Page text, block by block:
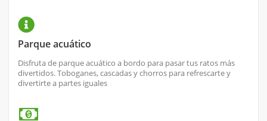
Parque acuático
Disfruta de parque acuático a bordo para pasar tus ratos más
divertidos. Toboganes, cascadas y chorros para refrescarte y
divertirte a partes iguales